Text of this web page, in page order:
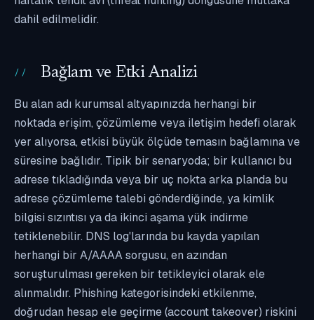
dahil edilmelidir.
Bağlam ve Etki Analizi
Bu alan adı kurumsal altyapınızda herhangi bir
noktada erişim, çözümleme veya iletişim hedefi olarak
yer alıyorsa, etkisi büyük ölçüde temasın bağlamına ve
süresine bağlıdır. Tipik bir senaryoda; bir kullanıcı bu
adrese tıkladığında veya bir uç nokta arka planda bu
adrese çözümleme talebi gönderdiğinde, ya kimlik
bilgisi sızıntısı ya da ikinci aşama yük indirme
tetiklenebilir. DNS log'larında bu kayda yapılan
herhangi bir A/AAAA sorgusu, en azından
soruşturulması gereken bir tetikleyici olarak ele
alınmalıdır. Phishing kategorisindeki etkilenme,
doğrudan hesap ele geçirme (account takeover) riskini